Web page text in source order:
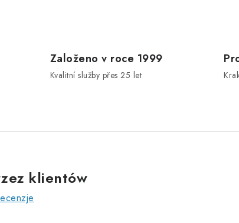
i
Založeno v roce 1999
Kvalitní služby přes 25 let
klientów